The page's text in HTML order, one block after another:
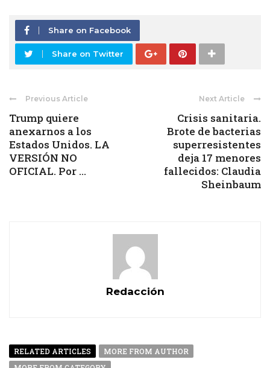
Share on Facebook
Share on Twitter
Previous Article
Trump quiere
anexarnos a los
Estados Unidos. LA
VERSIÓN NO
OFICIAL. Por ...
Next Article
Crisis sanitaria.
Brote de bacterias
superresistentes
deja 17 menores
fallecidos: Claudia
Sheinbaum
Redacción
RELATED ARTICLES
MORE FROM AUTHOR